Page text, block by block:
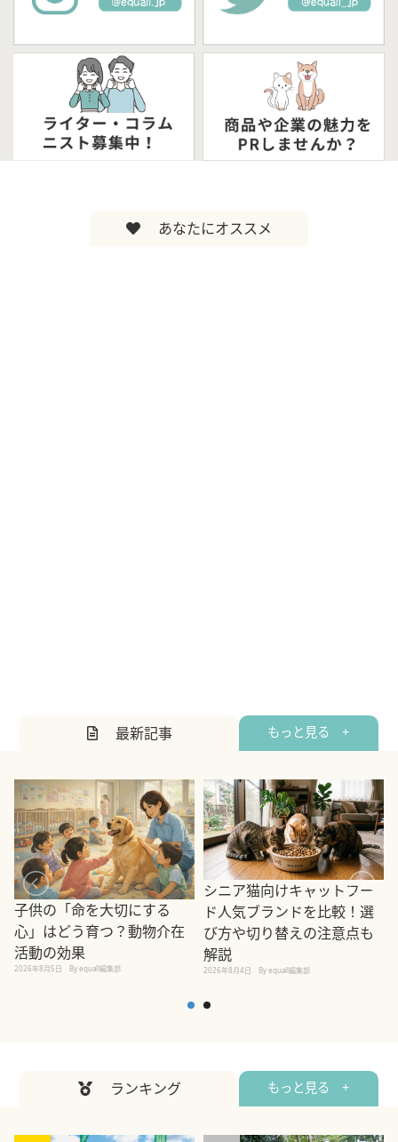
あなたにオススメ
最新記事 もっと見る +
子供の「命を大切にする
心」はどう育つ？動物介在
活動の効果
2026年8月5日 By equall編集部
シニア猫向けキャットフー
ド人気ブランドを比較！選
び方や切り替えの注意点も
解説
2026年8月4日 By equall編集部
ランキング もっと見る +